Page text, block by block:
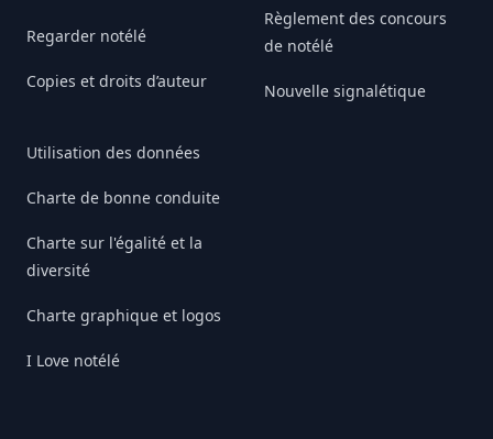
Regarder notélé
Copies et droits d’auteur
Utilisation des données
Charte de bonne conduite
Charte sur l'égalité et la
diversité
Charte graphique et logos
I Love notélé
Règlement des concours
de notélé
Nouvelle signalétique